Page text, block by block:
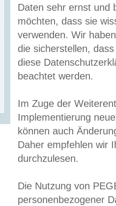
Daten sehr ernst und
möchten, dass sie
verwenden. Wir
die sicherstellen,
diese
beachtet werden.
Im Zuge der
Implementierung
können auch
Daher empfehlen wir
durchzulesen.
Die Nutzung von
personenbezogener